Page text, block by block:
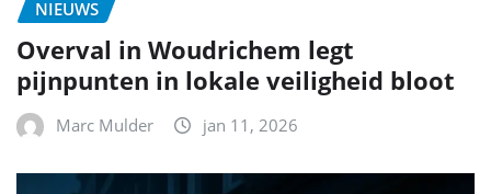
NIEUWS
Overval in Woudrichem legt
pijnpunten in lokale veiligheid bloot
Marc Mulder jan 11, 2026